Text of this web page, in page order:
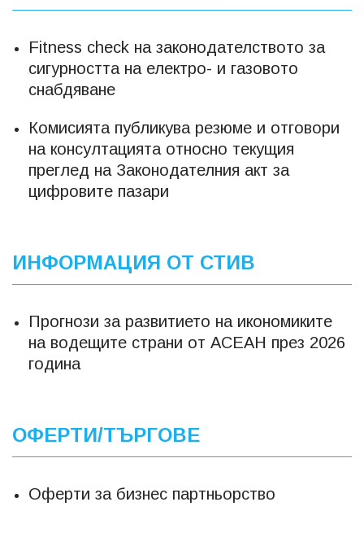
Fitness check на законодателството за
сигурността на електро- и газовото
снабдяване
Комисията публикува резюме и отговори
на консултацията относно текущия
преглед на Законодателния акт за
цифровите пазари
ИНФОРМАЦИЯ ОТ СТИВ
Прогнози за развитието на икономиките
на водещите страни от АСЕАН през 2026
година
ОФЕРТИ/ТЪРГОВЕ
Оферти за бизнес партньорство